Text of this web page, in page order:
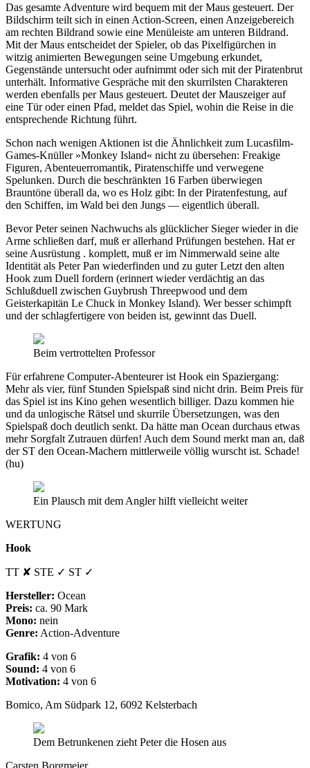
Das gesamte Adventure wird bequem mit der Maus gesteuert. Der
Bildschirm teilt sich in einen Action-Screen, einen Anzeigebereich
am rechten Bildrand sowie eine Menüleiste am unteren Bildrand.
Mit der Maus entscheidet der Spieler, ob das Pixelfigürchen in
witzig animierten Bewegungen seine Umgebung erkundet,
Gegenstände untersucht oder aufnimmt oder sich mit der Piratenbrut
unterhält. Informative Gespräche mit den skurrilsten Charakteren
werden ebenfalls per Maus gesteuert. Deutet der Mauszeiger auf
eine Tür oder einen Pfad, meldet das Spiel, wohin die Reise in die
entsprechende Richtung führt.
Schon nach wenigen Aktionen ist die Ähnlichkeit zum Lucasfilm-
Games-Knüller »Monkey Island« nicht zu übersehen: Freakige
Figuren, Abenteuerromantik, Piratenschiffe und verwegene
Spelunken. Durch die beschränkten 16 Farben überwiegen
Brauntöne überall da, wo es Holz gibt: In der Piratenfestung, auf
den Schiffen, im Wald bei den Jungs — eigentlich überall.
Bevor Peter seinen Nachwuchs als glücklicher Sieger wieder in die
Arme schließen darf, muß er allerhand Prüfungen bestehen. Hat er
seine Ausrüstung . komplett, muß er im Nimmerwald seine alte
Identität als Peter Pan wiederfinden und zu guter Letzt den alten
Hook zum Duell fordern (erinnert wieder verdächtig an das
Schlußduell zwischen Guybrush Threepwood und dem
Geisterkapitän Le Chuck in Monkey Island). Wer besser schimpft
und der schlagfertigere von beiden ist, gewinnt das Duell.
Beim vertrottelten Professor
Für erfahrene Computer-Abenteurer ist Hook ein Spaziergang:
Mehr als vier, fünf Stunden Spielspaß sind nicht drin. Beim Preis für
das Spiel ist ins Kino gehen wesentlich billiger. Dazu kommen hie
und da unlogische Rätsel und skurrile Übersetzungen, was den
Spielspaß doch deutlich senkt. Da hätte man Ocean durchaus etwas
mehr Sorgfalt Zutrauen dürfen! Auch dem Sound merkt man an, daß
der ST den Ocean-Machern mittlerweile völlig wurscht ist. Schade!
(hu)
Ein Plausch mit dem Angler hilft vielleicht weiter
WERTUNG
Hook
TT ✘ STE ✓ ST ✓
Hersteller: Ocean
Preis: ca. 90 Mark
Mono: nein
Genre: Action-Adventure
Grafik: 4 von 6
Sound: 4 von 6
Motivation: 4 von 6
Bomico, Am Südpark 12, 6092 Kelsterbach
Dem Betrunkenen zieht Peter die Hosen aus
Carsten Borgmeier